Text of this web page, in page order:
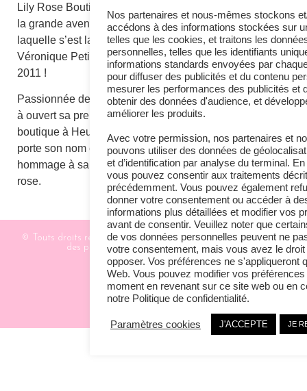
Lily Rose Boutique, c’est
la grande aventure dans
laquelle s’est lancée
Véronique Petit en avril
2011 !
Passionnée de bijoux, elle
à ouvert sa première
boutique à Heusy qui
porte son nom en
hommage à sa fille Lily
rose.
087 64 64 80
Lily Rose Spa
087 45 08 34
Fashion 233 Rittweger
087 45 02 95
Par e-mail
© Touts droits réservés - lilyroseboutique.be / Toutes utilisations
des photos du site est strictement interdit.
Nos partenaires et nous-mêmes stockons
accédons à des informations stockées sur
telles que les cookies, et traitons les
personnelles, telles que les identifiants
informations standards envoyées par
pour diffuser des publicités et du contenu
mesurer les performances des publicités et
obtenir des données d'audience, et
améliorer les produits.
Avec votre permission, nos partenaires et
pouvons utiliser des données de
et d’identification par analyse du terminal.
vous pouvez consentir aux traitements
précédemment. Vous pouvez également
donner votre consentement ou accéder à
informations plus détaillées et modifier vos
avant de consentir. Veuillez noter que
de vos données personnelles peuvent ne
votre consentement, mais vous avez le
opposer. Vos préférences ne s'appliqueront
Web. Vous pouvez modifier vos préférences
moment en revenant sur ce site web ou en
notre Politique de confidentialité.
Paramètres cookies J'ACCEPTE JE